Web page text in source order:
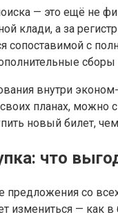
— это ещё не
клади, а за
сопоставимой с
внутри
планах, можно
новый билет,
что
со
измениться —